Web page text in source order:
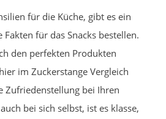
für die Küche, gibt es ein
für das Snacks bestellen.
den perfekten Produkten
im Zuckerstange Vergleich
Zufriedenstellung bei Ihren
bei sich selbst, ist es klasse,